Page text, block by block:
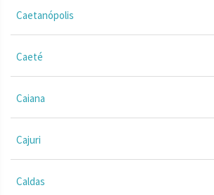
Caetanópolis
Caeté
Caiana
Cajuri
Caldas